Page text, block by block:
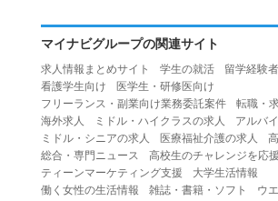
１.利用者は、本サービスを利用する上で
とします。
（１）重複、虚偽の情報、または自己以外
る行為
（２）第三者になりすまして本サービス
（３）当社または第三者の著作権等の知的
バシー、その他の権利を侵害する行為
マイナビグループの関連サイト
求人情報まとめサイト 学生の就活
留学経験
看護学生向け
医学生・研修医向け
フリーランス・副業向け業務委託案件
転職・
海外求人
ミドル・ハイクラスの求人 アルバ
ミドル・シニアの求人
医療福祉介護の求人
総合・専門ニュース
高校生のチャレンジを応
ティーンマーケティング支援
大学生活情報
働く女性の生活情報
雑誌・書籍・ソフト
ウ